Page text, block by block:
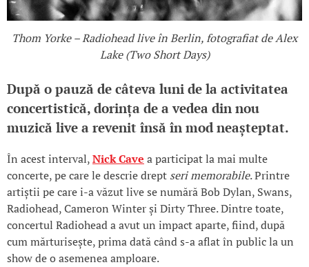
Thom Yorke – Radiohead live în Berlin, fotografiat de Alex
Lake (Two Short Days)
După o pauză de câteva luni de la activitatea
concertistică, dorința de a vedea din nou
muzică live a revenit însă în mod neașteptat.
În acest interval,Nick Cave a participat la mai multe
concerte, pe care le descrie drept seri memorabile. Printre
artiștii pe care i-a văzut live se numărăBob Dylan, Swans,
Radiohead,Cameron Winterși Dirty Three. Dintre toate,
concertul Radiohead a avut un impact aparte, fiind, după
cum mărturisește, prima dată când s-a aflat în public la un
show de o asemenea amploare.